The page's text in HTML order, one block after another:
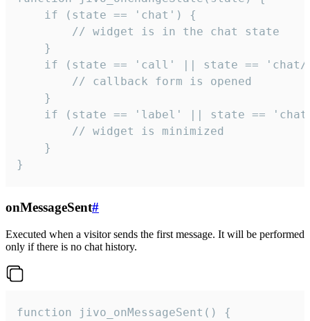
    if (state == 'chat') {
        // widget is in the chat state
    }
if (state == 'call' || state ==
        // callback form is opened
    }
if (state == 'label' || state ==
        // widget is minimized
    }
}
onMessageSent#
Executed when a visitor sends the first message. It will be performed
only if there is no chat history.
function jivo_onMessageSent() {